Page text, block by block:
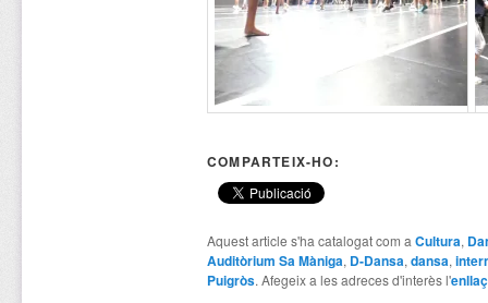
COMPARTEIX-HO:
Aquest article s'ha catalogat com a Cultura,
Auditòrium Sa Màniga, D-Dansa, dansa,
Puigròs. Afegeix a les adreces d'interès l'enllaç